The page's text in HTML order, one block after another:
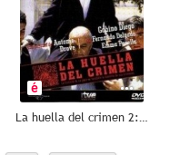
La huella del crimen 2: El crimen de Don Benito